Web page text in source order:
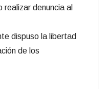
denuncia al
dispuso la libertad
de los